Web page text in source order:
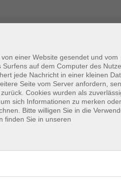
im Lkr. Erding
Volkshochschule im Lkr.
13
GoogleMaps®
einer Website gesendet und vom
auf dem Computer des
jede Nachricht in einer kleinen
Seite vom Server anfordern,
Cookies wurden als
sich Informationen zu merken
Bitte willigen Sie in die
finden Sie in unseren